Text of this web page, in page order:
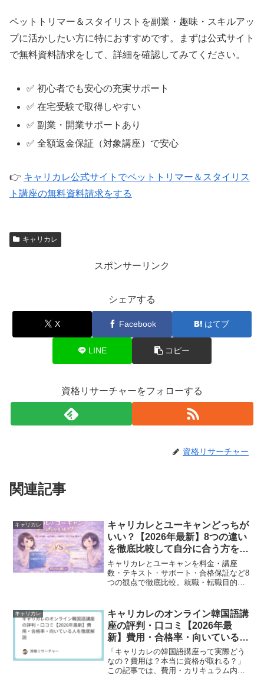
ペットトリマー＆スタイリストを副業・趣味・スキルアッ
プに活かしたい方に特におすすめです。まずは公式サイト
で無料資料請求をして、詳細を確認してみてください。
✅ 初心者でも安心の充実サポート
✅ 在宅受験で取得しやすい
✅ 副業・開業サポートあり
✅ 全額返金保証（対象講座）で安心
👉 キャリカレ公式サイトでペットトリマー＆スタイリス
ト講座の無料資料請求をする
キャリカレ
スポンサーリンク
シェアする
X Facebook はてブ
LINE コピー
資格リサーチャーをフォローする
資格リサーチャー
関連記事
キャリカレ
キャリカレとユーキャンどっちが
いい？【2026年最新】8つの違い
を徹底比較して自分に合う方を選
ぼう
キャリカレとユーキャンを料金・講座
数・テキスト・サポート・合格保証など8
つの観点で徹底比較。就職・転職目的な
ます。
キャリカレ
キャリカレのオンライン韓国語講
座の評判・口コミ【2026年最
新】費用・合格率・向いている人
を徹底解説
「キャリカレの韓国語講座って実際どう
なの？費用は？本当に資格が取れる？」
この記事では、費用・カリキュラム内